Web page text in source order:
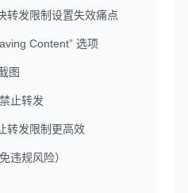
转发限制设置失效痛点
Content” 选项
图
止转发
转发限制更高效
违规风险）